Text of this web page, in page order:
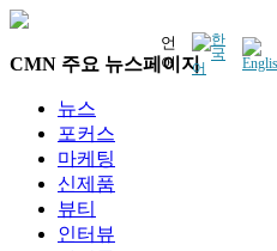
언
어
CMN 주요 뉴스페이지
뉴스
포커스
마케팅
신제품
뷰티
인터뷰